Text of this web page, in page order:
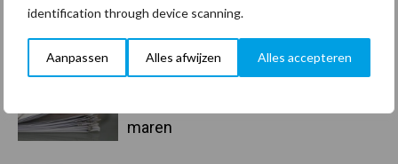
identification through device scanning.
Aanpassen Alles afwijzen Alles accepteren
Primaire
Sidebar
Recent nieuws Partner nieuws
maren